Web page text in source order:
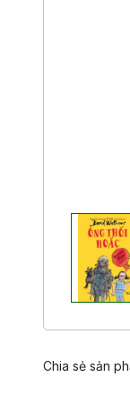
Chia sẻ sản